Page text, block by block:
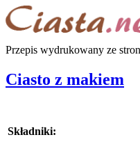
Przepis wydrukowany ze
Ciasto z makiem
Składniki: